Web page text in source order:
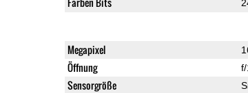
Megapixel
Öffnung
Sensorgröße